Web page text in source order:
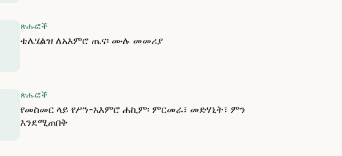
ጽሑፎች
ቴሌሄልዝ ለአእምሮ ጤና፡ ሙሉ መመሪያ
ጽሑፎች
የመስመር ላይ የሥነ-አእምሮ ሐኪም፡ ምርመራ፣ መድሃኒት፣ ምን
እንደሚጠበቅ